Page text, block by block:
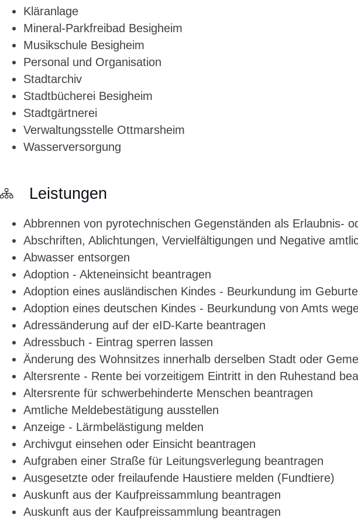
Kläranlage
Mineral-Parkfreibad Besigheim
Musikschule Besigheim
Personal und Organisation
Stadtarchiv
Stadtbücherei Besigheim
Stadtgärtnerei
Verwaltungsstelle Ottmarsheim
Wasserversorgung
Leistungen
Abbrennen von pyrotechnischen Gegenständen als Erlaubnis-
Abschriften, Ablichtungen, Vervielfältigungen und Negative
Abwasser entsorgen
Adoption - Akteneinsicht beantragen
Adoption eines ausländischen Kindes - Beurkundung im
Adoption eines deutschen Kindes - Beurkundung von Amts
Adressänderung auf der eID-Karte beantragen
Adressbuch - Eintrag sperren lassen
Änderung des Wohnsitzes innerhalb derselben Stadt oder
Altersrente - Rente bei vorzeitigem Eintritt in den Ruhestand
Altersrente für schwerbehinderte Menschen beantragen
Amtliche Meldebestätigung ausstellen
Anzeige - Lärmbelästigung melden
Archivgut einsehen oder Einsicht beantragen
Aufgraben einer Straße für Leitungsverlegung beantragen
Ausgesetzte oder freilaufende Haustiere melden (Fundtiere)
Auskunft aus der Kaufpreissammlung beantragen
Auskunft aus der Kaufpreissammlung beantragen